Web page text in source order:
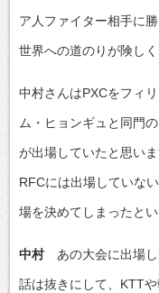
ア人ファイター相手に
世界への道のりが険しく
中村さんはPXCをフィ
ム・ヒョンギュと同門
が出場していたと思い
RFCには出場していな
場を決めてしまったと
中村あの大会に出場し
話は抜きにして、KTT